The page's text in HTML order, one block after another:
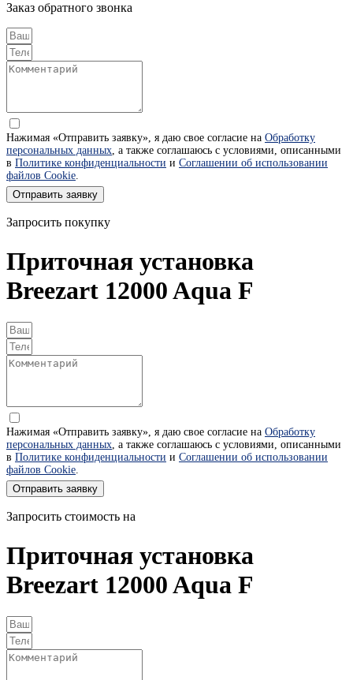
Заказ обратного звонка
Нажимая «Отправить заявку», я даю свое согласие на Обработку
персональных данных, а также соглашаюсь с условиями, описанными
в Политике конфиденциальности и Соглашении об использовании
файлов Cookie.
Отправить заявку
Запросить покупку
Приточная установка
Breezart 12000 Aqua F
Нажимая «Отправить заявку», я даю свое согласие на Обработку
персональных данных, а также соглашаюсь с условиями, описанными
в Политике конфиденциальности и Соглашении об использовании
файлов Cookie.
Отправить заявку
Запросить стоимость на
Приточная установка
Breezart 12000 Aqua F